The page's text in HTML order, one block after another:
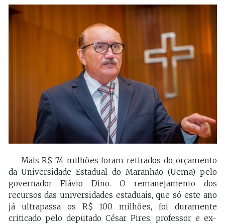
Mais R$ 74 milhões foram retirados do orçamento
da Universidade Estadual do Maranhão (Uema) pelo
governador Flávio Dino. O remanejamento dos
recursos das universidades estaduais, que só este ano
já ultrapassa os R$ 100 milhões, foi duramente
criticado pelo deputado César Pires, professor e ex-